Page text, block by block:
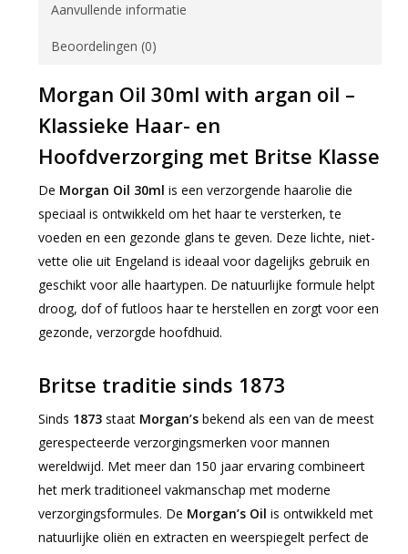
Aanvullende informatie
Beoordelingen (0)
Morgan Oil 30ml with argan oil –
Klassieke Haar- en
Hoofdverzorging met Britse Klasse
De Morgan Oil 30ml is een verzorgende haarolie die
speciaal is ontwikkeld om het haar te versterken, te
voeden en een gezonde glans te geven. Deze lichte, niet-
vette olie uit Engeland is ideaal voor dagelijks gebruik en
geschikt voor alle haartypen. De natuurlijke formule helpt
droog, dof of futloos haar te herstellen en zorgt voor een
gezonde, verzorgde hoofdhuid.
Britse traditie sinds 1873
Sinds 1873staat Morgan’sbekend als een van de meest
gerespecteerde verzorgingsmerken voor mannen
wereldwijd. Met meer dan 150 jaar ervaring combineert
het merk traditioneel vakmanschap met moderne
verzorgingsformules. De Morgan’s Oil is ontwikkeld met
natuurlijke oliën en extracten en weerspiegelt perfect de